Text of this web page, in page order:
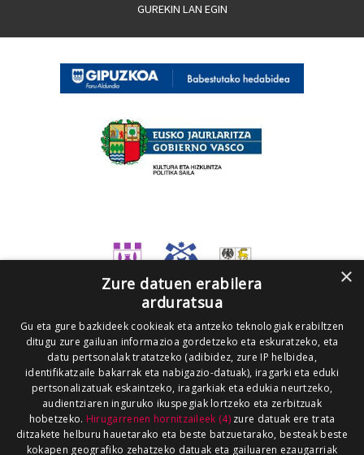
GUREKIN LAN EGIN
×
Zure datuen erabilera
arduratsua
Gu eta gure bazkideek cookieak eta antzeko teknologiak erabiltzen
ditugu zure gailuan informazioa gordetzeko eta eskuratzeko, eta
datu pertsonalak tratatzeko (adibidez, zure IP helbidea,
identifikatzaile bakarrak eta nabigazio-datuak), iragarki eta eduki
pertsonalizatuak eskaintzeko, iragarkiak eta edukia neurtzeko,
audientziaren inguruko ikuspegiak lortzeko eta zerbitzuak
hobetzeko. Hirugarrenen hornitzaileek (4)zure datuak ere trata
ditzakete helburu hauetarako eta beste batzuetarako, besteak beste
kokapen geografiko zehatzeko datuak eta gailuaren ezaugarriak